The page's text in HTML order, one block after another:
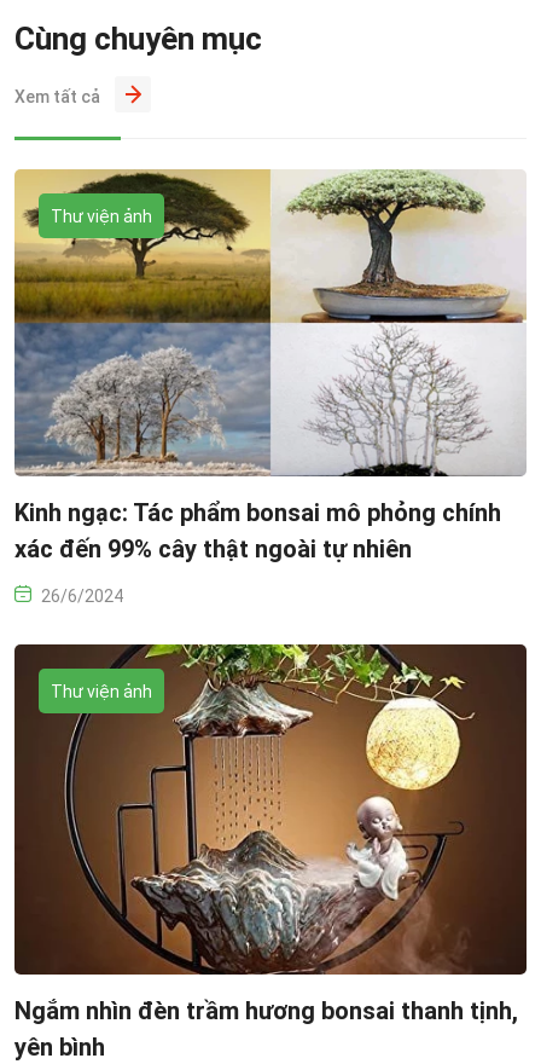
Cùng chuyên mục
Xem tất cả
Thư viện ảnh
Kinh ngạc: Tác phẩm bonsai mô phỏng chính
xác đến 99% cây thật ngoài tự nhiên
26/6/2024
Thư viện ảnh
Ngắm nhìn đèn trầm hương bonsai thanh tịnh,
yên bình